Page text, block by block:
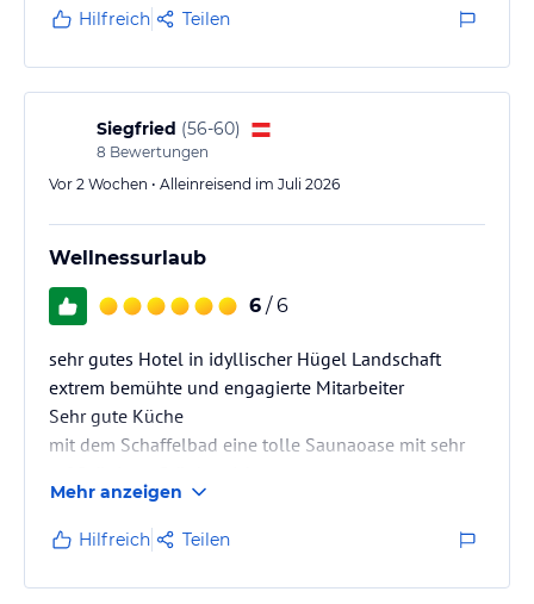
Hilfreich Teilen
Siegfried (56-60)
8 Bewertungen
Vor 2 Wochen • Alleinreisend im Juli 2026
Wellnessurlaub
6 / 6
sehr gutes Hotel in idyllischer Hügel Landschaft
extrem bemühte und engagierte Mitarbeiter
Sehr gute Küche
mit dem Schaffelbad eine tolle Saunaoase mit sehr
Mehr anzeigen
Hilfreich Teilen